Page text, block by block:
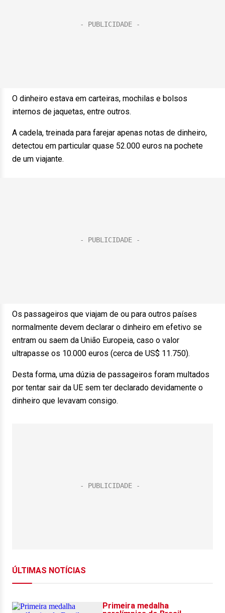
O dinheiro estava em carteiras, mochilas e bolsos
internos de jaquetas, entre outros.
A cadela, treinada para farejar apenas notas de dinheiro,
detectou em particular quase 52.000 euros na pochete
de um viajante.
Os passageiros que viajam de ou para outros países
normalmente devem declarar o dinheiro em efetivo se
entram ou saem da União Europeia, caso o valor
ultrapasse os 10.000 euros (cerca de US$ 11.750).
Desta forma, uma dúzia de passageiros foram multados
por tentar sair da UE sem ter declarado devidamente o
dinheiro que levavam consigo.